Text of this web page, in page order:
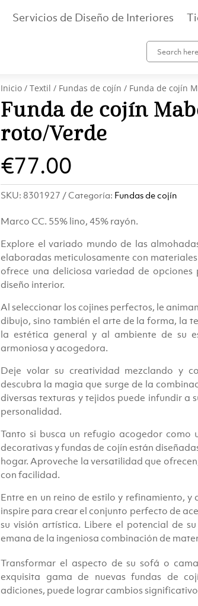
Servicios de Diseño de Interiores
Inicio /Textil / Fundas de cojín / Funda de cojín
Funda de cojín
roto/Verde
€77.00
SKU: 8301927 Categoría: Fundas de cojín
Marco CC. 55% lino, 45% rayón.
Explore el variado mundo de las
elaboradas meticulosamente con
ofrece una deliciosa variedad de
diseño interior.
Al seleccionar los cojines perfectos, le
dibujo, sino también el arte de la forma, la
la estética general y al ambiente de su
armoniosa y acogedora.
Deje volar su creatividad mezclando y
descubra la magia que surge de la
diversas texturas y tejidos puede infundir a
personalidad.
Tanto si busca un refugio acogedor como
decorativas y fundas de cojín están
hogar. Aproveche la versatilidad que
con facilidad.
Entre en un reino de estilo y refinamiento,
inspire para crear el conjunto perfecto de
su visión artística. Libere el potencial de
emana de la ingeniosa combinación de
Transformar el aspecto de su sofá o
exquisita gama de nuevas fundas de
adiciones, puede lograr cambios